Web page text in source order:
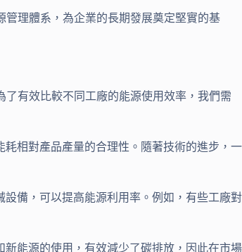
理體系，為企業的長期發展奠定堅實的基
有效比較不同工廠的能源使用效率，我們需
相對產品產量的合理性。隨著技術的進步，一
備，可以提高能源利用率。例如，有些工廠對
能源的使用，有效減少了碳排放，因此在市場